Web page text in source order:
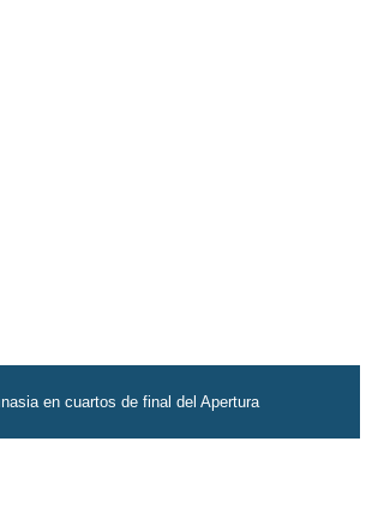
en cuartos de final del Apertura